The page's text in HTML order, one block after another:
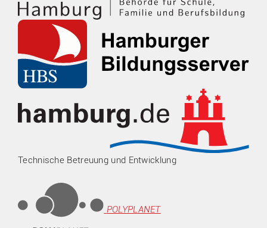
Technische Betreuung und Entwicklung
POLYPLANET